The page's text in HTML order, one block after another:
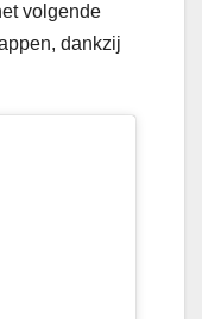
volgende
dankzij